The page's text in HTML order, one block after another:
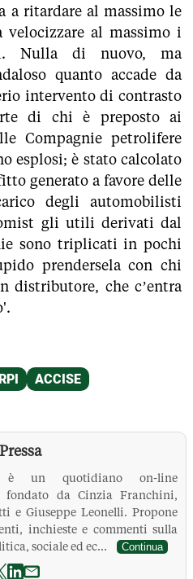
a ritardare al massimo le
al massimo i
Nulla di nuovo, ma
quanto accade da
intervento di contrasto
di chi è preposto ai
Compagnie petrolifere
esplosi; è stato calcolato
generato a favore delle
degli automobilisti
gli utili derivati dal
sono triplicati in pochi
prendersela con chi
distributore, che c’entra
è un quotidiano on-line
fondato da Cinzia Franchini,
e Giuseppe Leonelli. Propone
inchieste e commenti sulla
sociale ed ec...
Continua